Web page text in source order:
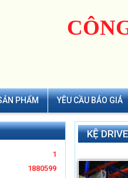
PHẨM YÊU CẦU BÁO GIÁ
1
1880599
KỆ